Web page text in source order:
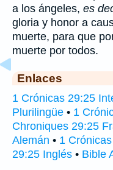
a los ángeles, es
gloria y honor a
muerte, para que
muerte por todos.
Enlaces
1 Crónicas 29:25
Plurilingüe • 1
Chroniques 29:25
Alemán • 1
29:25 Inglés • Bible